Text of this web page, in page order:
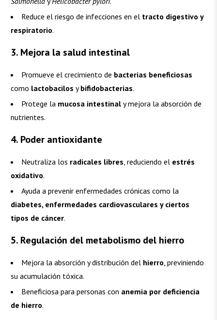
Reduce el riesgo de infecciones en el tracto digestivo y
respiratorio.
3. Mejora la salud intestinal
Promueve el crecimiento de bacterias beneficiosas
como lactobacilos ybifidobacterias.
Protege la mucosa intestinal y mejora la absorción de
nutrientes.
4. Poder antioxidante
Neutraliza los radicales libres , reduciendo el estrés
oxidativo.
Ayuda a prevenir enfermedades crónicas como la
diabetes, enfermedades cardiovasculares y ciertos
tipos de cáncer.
5. Regulación del metabolismo del hierro
Mejora la absorción y distribución del hierro , previniendo
su acumulación tóxica.
Beneficiosa para personas con anemia por deficiencia
de hierro.